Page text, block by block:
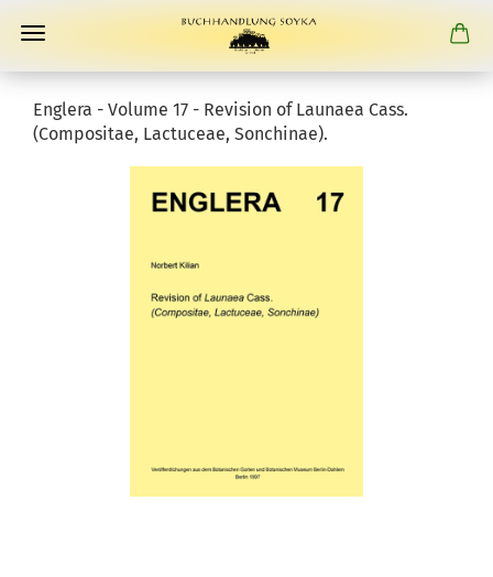
Englera - Volume 17 - Revision of Launaea Cass.
(Compositae, Lactuceae, Sonchinae).